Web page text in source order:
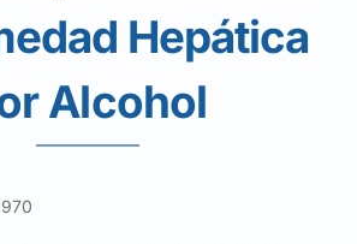
Hepática
Alcohol